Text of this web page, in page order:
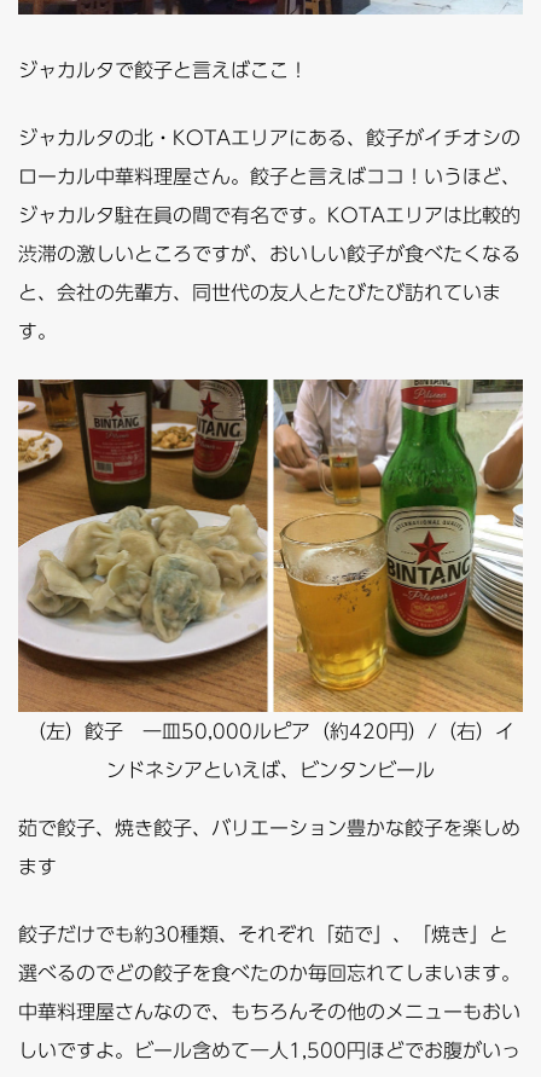
ジャカルタで餃子と言えばここ！
ジャカルタの北・KOTAエリアにある、餃子がイチオシの
ローカル中華料理屋さん。餃子と言えばココ！いうほど、
ジャカルタ駐在員の間で有名です。KOTAエリアは比較的
渋滞の激しいところですが、おいしい餃子が食べたくなる
と、会社の先輩方、同世代の友人とたびたび訪れていま
す。
（左）餃子 一皿50,000ルピア（約420円）/（右）イ
ンドネシアといえば、ビンタンビール
茹で餃子、焼き餃子、バリエーション豊かな餃子を楽しめ
ます
餃子だけでも約30種類、それぞれ「茹で」、「焼き」と
選べるのでどの餃子を食べたのか毎回忘れてしまいます。
中華料理屋さんなので、もちろんその他のメニューもおい
しいですよ。ビール含めて一人1,500円ほどでお腹がいっ